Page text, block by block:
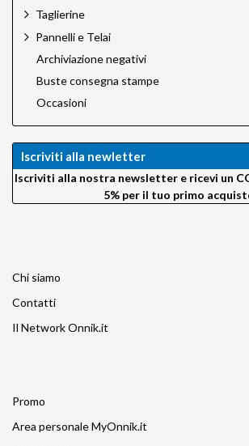
Talos by Silvestri
Techart PRO
Tether Tools
Trigger Smart
Velbon
VisibleDust
VSGO
Wellmaking
X-Rite
Taglierine
Pannelli e Telai
Archiviazione negativi
Buste consegna stampe
Occasioni
Iscriviti alla newletter
Iscriviti alla nostra newsletter e ricevi un
5% per il tuo primo
Chi siamo
Contatti
Il Network Onnik.it
Promo
Area personale MyOnnik.it